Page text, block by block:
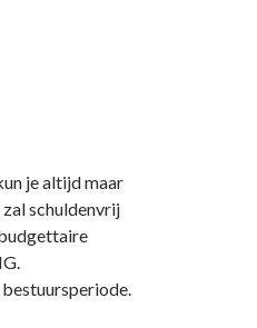
je altijd maar
schuldenvrij